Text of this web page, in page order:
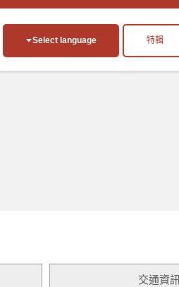
Select language 特輯
交通資訊